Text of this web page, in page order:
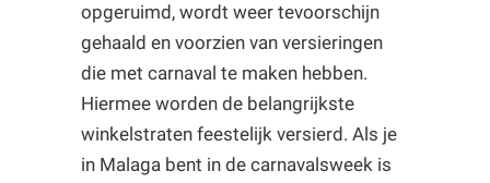
opgeruimd, wordt weer tevoorschijn
gehaald en voorzien van versieringen
die met carnaval te maken hebben.
Hiermee worden de belangrijkste
winkelstraten feestelijk versierd. Als je
in Malaga bent in de carnavalsweek is